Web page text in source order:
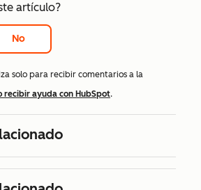
artículo?
No
solo para recibir comentarios a la
recibir ayuda con HubSpot.